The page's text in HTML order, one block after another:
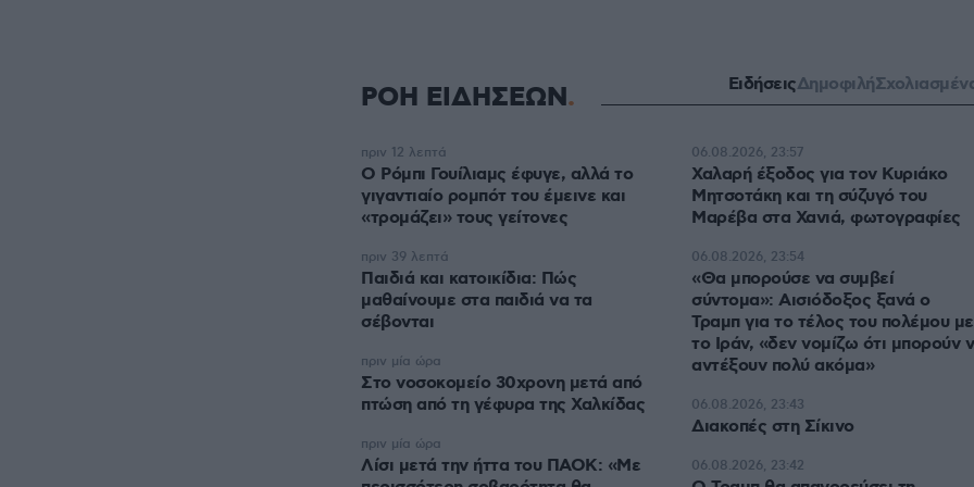
ΡΟΗ ΕΙΔΗΣΕΩΝ ΕιδήσειςΔημοφιλή
Ο Ρόμπι Γουίλιαμς έφυγε, αλλά το
γιγαντιαίο ρομπότ του έμεινε και
«τρομάζει» τους γείτονες
πριν 12 λεπτά
Παιδιά και κατοικίδια: Πώς
μαθαίνουμε στα παιδιά να τα
σέβονται
πριν 39 λεπτά
Στο νοσοκομείο 30χρονη μετά από
πτώση από τη γέφυρα της Χαλκίδας
πριν μία ώρα
Λίσι μετά την ήττα του ΠΑΟΚ: «Με
πριν μία ώρα
Χαλαρή έξοδος για τον Κυριάκο
Μητσοτάκη και τη σύζυγό του
Μαρέβα στα Χανιά, φωτογραφίες
06.08.2026, 23:57
«Θα μπορούσε να συμβεί
σύντομα»: Αισιόδοξος ξανά ο
Τραμπ για το τέλος του πολέμου με
το Ιράν, «δεν νομίζω ότι μπορούν
αντέξουν πολύ ακόμα»
06.08.2026, 23:54
Διακοπές στη Σίκινο
06.08.2026, 23:43
06.08.2026, 23:42